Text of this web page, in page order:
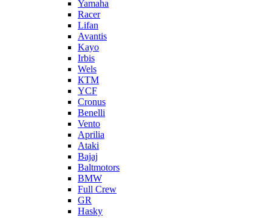
Yamaha
Racer
Lifan
Avantis
Kayo
Irbis
Wels
КТМ
YCF
Cronus
Benelli
Vento
Aprilia
Ataki
Bajaj
Baltmotors
BMW
Full Crew
GR
Hasky